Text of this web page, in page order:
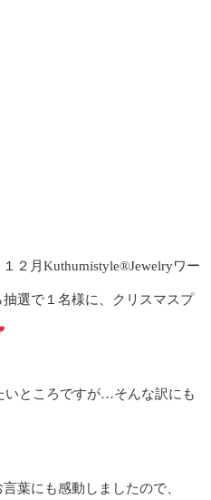
２月Kuthumistyle®Jewelryワー
選で１名様に、クリスマスプ
いところですが…そんな訳にも
葉にも感動しましたので、